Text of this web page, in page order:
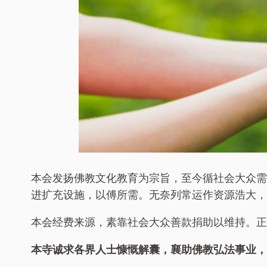
本会发扬佛教文化教育为宗旨，至今循社会大众
进扩充设施，以傅所需。无奈列常运作资源浩大，
本会经费来源，素靠社会大众善款捐助以维持。
本寺诚求各界人士慷慨解囊，襄助佛教弘法事业